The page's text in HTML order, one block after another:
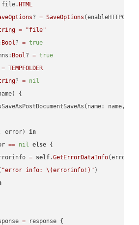
file. HTML
? = SaveOptions
=
"file"
Bool? = true
Bool? = true
= TEMPFOLDER
? = nil
{
error)
in
== nil else {
= self.GetErrorDataInfo(error:
"error info: \(errorinfo ! ) " )
= response {